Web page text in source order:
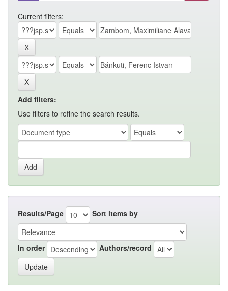
Current filters:
Add filters:
Use filters to refine the search results.
Results/Page Sort items by
In order Authors/record